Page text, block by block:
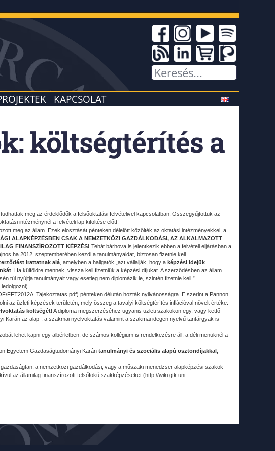
KAPCSOLAT
költségtérítés a
meg az érdeklődők a felsőoktatási felvételivel kapcsolatban. Összegyűjtöttük az
intézménynél a felvételi lap kitöltése előtt!
meg az állam. Ezek elosztását pénteken délelőtt közölték az oktatási intézményekkel, a
ALAPKÉPZÉSBEN CSAK A NEMZETKÖZI GAZDÁLKODÁSI, AZ ALKALMAZOTT
FINANSZÍROZOTT KÉPZÉS! Tehát bárhova is jelentkezik ebben a felvételi eljárásban a
ha 2012. szeptemberében kezdi a tanulmányaidat, biztosan fizetnie kell.
irattatnak alá , amelyben a hallgatók „azt vállalják, hogy a képzési idejük
. Ha külföldre mennek, vissza kell fizetniük a képzési díjukat. A szerződésben az állam
túl nyújtja tanulmányait vagy esetleg nem diplomázik le, szintén fizetnie kell.”
FFT2012A_Tajekoztatas.pdf) pénteken délután hozták nyilvánosságra. E szerint a Pannon
az üzleti képzések területén, mely összeg a tavalyi költségtérítés inflációval növelt értéke.
költségét! A diploma megszerzéséhez ugyanis üzleti szakokon egy, vagy kettő
az alap-, a szakmai nyelvoktatás valamint a szakmai idegen nyelvű tantárgyak is
lehet kapni egy albérletben, de számos kollégium is rendelkezésre áll, a déli menüknél a
Egyetem Gazdaságtudományi Karán tanulmányi és szociális alapú ösztöndíjakkal,
a nemzetközi gazdálkodási, vagy a műszaki menedzser alapképzési szakok
az államilag finanszírozott felsőfokú szakképzéseket (http://wiki.gtk.uni-